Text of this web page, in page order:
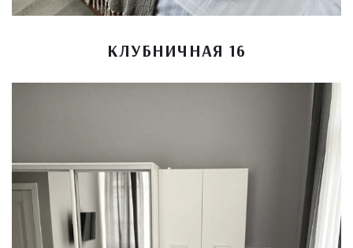
КЛУБНИЧНАЯ 16